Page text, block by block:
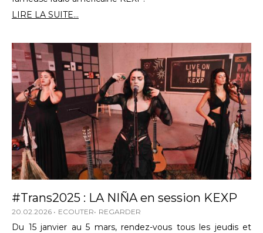
LIRE LA SUITE...
#Trans2025 : LA NIÑA en session KEXP
20.02.2026 ECOUTER REGARDER
Du 15 janvier au 5 mars, rendez-vous tous les jeudis et